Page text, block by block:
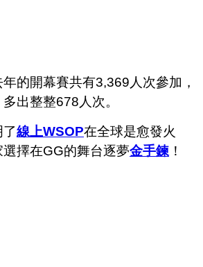
的開幕賽共有3,369人次參加，
出整整678人次。
線上WSOP在全球是愈發火
擇在GG的舞台逐夢金手鍊 ！